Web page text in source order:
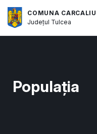
COMUNA CARCALIU
Județul Tulcea
Populația